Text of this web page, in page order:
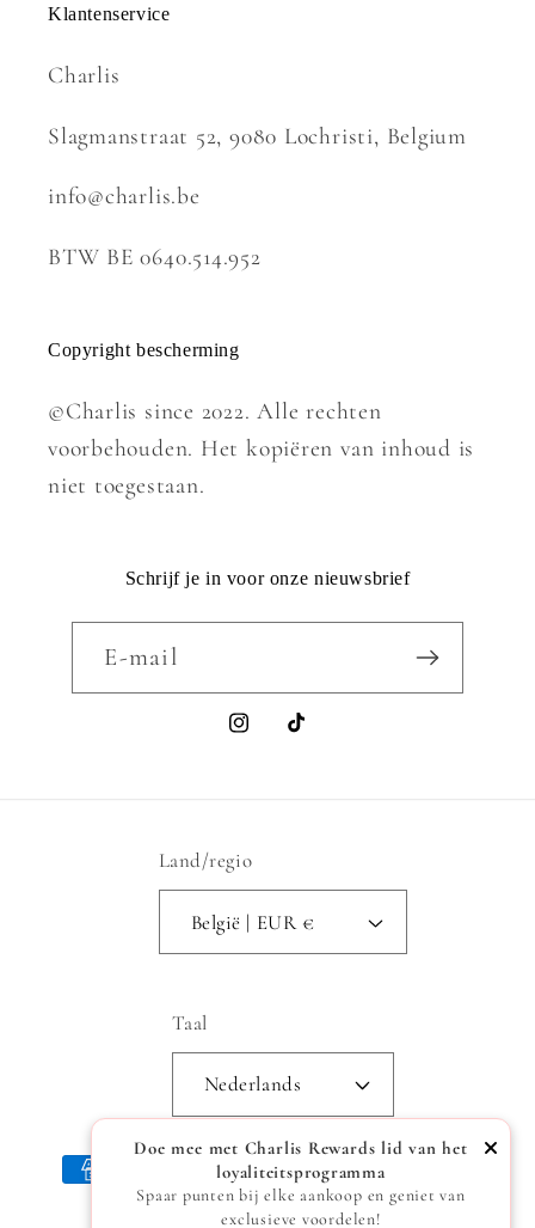
Klantenservice
Charlis
Slagmanstraat 52, 9080 Lochristi, Belgium
info@charlis.be
BTW BE 0640.514.952
Copyright bescherming
©Charlis since 2022. Alle rechten
voorbehouden. Het kopiëren van inhoud is
niet toegestaan.
Schrijf je in voor onze nieuwsbrief
E‑mail
InstagramTikTok
Land/regio
België | EUR €
Taal
Nederlands
Betaalmethoden
Doe mee met Charlis Rewards lid van het
loyaliteitsprogramma
Spaar punten bij elke aankoop en geniet van
exclusieve voordelen!